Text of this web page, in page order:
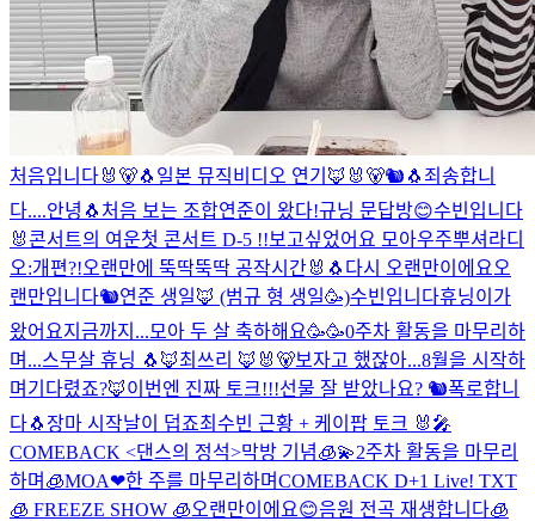
처음입니다🐰🐻🐧 일본 뮤직비디오 연기🦊🐰🐻🐿🐧 죄송합니
다....안녕🐧 처음 보는 조합연준이 왔다!규닝 문답방😊수빈입니다
🐰콘서트의 여운첫 콘서트 D-5 !!보고싶었어요 모아우주뿌셔라디
오:개편?!오랜만에 뚝딱뚝딱 공작시간🐰🐧 다시 오랜만이에요 오
랜만입니다🐿연준 생일🦊 (범규 형 생일🥳)수빈입니다휴닝이가
왔어요지금까지...모아 두 살 축하해요🥳🥳0주차 활동을 마무리하
며...스무살 휴닝 🐧 🦊최쓰리 🦊🐰🐻보자고 했잖아...8월을 시작하
며 기다렸죠?🦊이번엔 진짜 토크!!!선물 잘 받았나요? 🐿폭로합니
다🐧 장마 시작날이 덥죠최수빈 근황 + 케이팝 토크 🐰🎤
COMEBACK <댄스의 정석>막방 기념🧊💫2주차 활동을 마무리
하며🧊MOA❤한 주를 마무리하며COMEBACK D+1 Live! TXT
🧊 FREEZE SHOW 🧊오랜만이에요😊음원 전곡 재생합니다🧊